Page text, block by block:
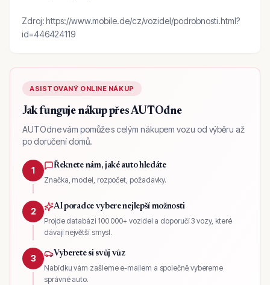
Zdroj: https://www.mobile.de/cz/vozidel/podrobnosti.html?
id=446424119
ASISTOVANÝ ONLINE NÁKUP
Jak funguje nákup přes AUTOdne
AUTOdne vám pomůže s celým nákupem vozu od výběru až
po doručení domů.
1 Řeknete nám, jaké auto hledáte
Značka, model, rozpočet, požadavky.
2 AI poradce vybere nejlepší možnosti
Projde databázi 100 000+ vozidel a doporučí 3 vozy, které
dávají největší smysl.
3 Vyberete si svůj vůz
Nabídku vám zašleme e-mailem a společně vybereme
správné auto.